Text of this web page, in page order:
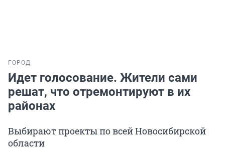
ГОРОД
Идет голосование. Жители сами
решат, что отремонтируют в их
районах
Выбирают проекты по всей Новосибирской
области